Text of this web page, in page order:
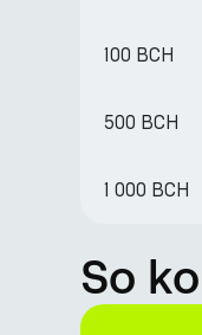
100 BCH
500 BCH
1 000 BCH
So